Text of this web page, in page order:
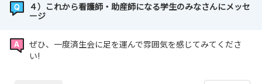
４）これから看護師・助産師になる学生のみなさんにメッセ
ージ
ぜひ、一度済生会に足を運んで雰囲気を感じてみてくださ
い!